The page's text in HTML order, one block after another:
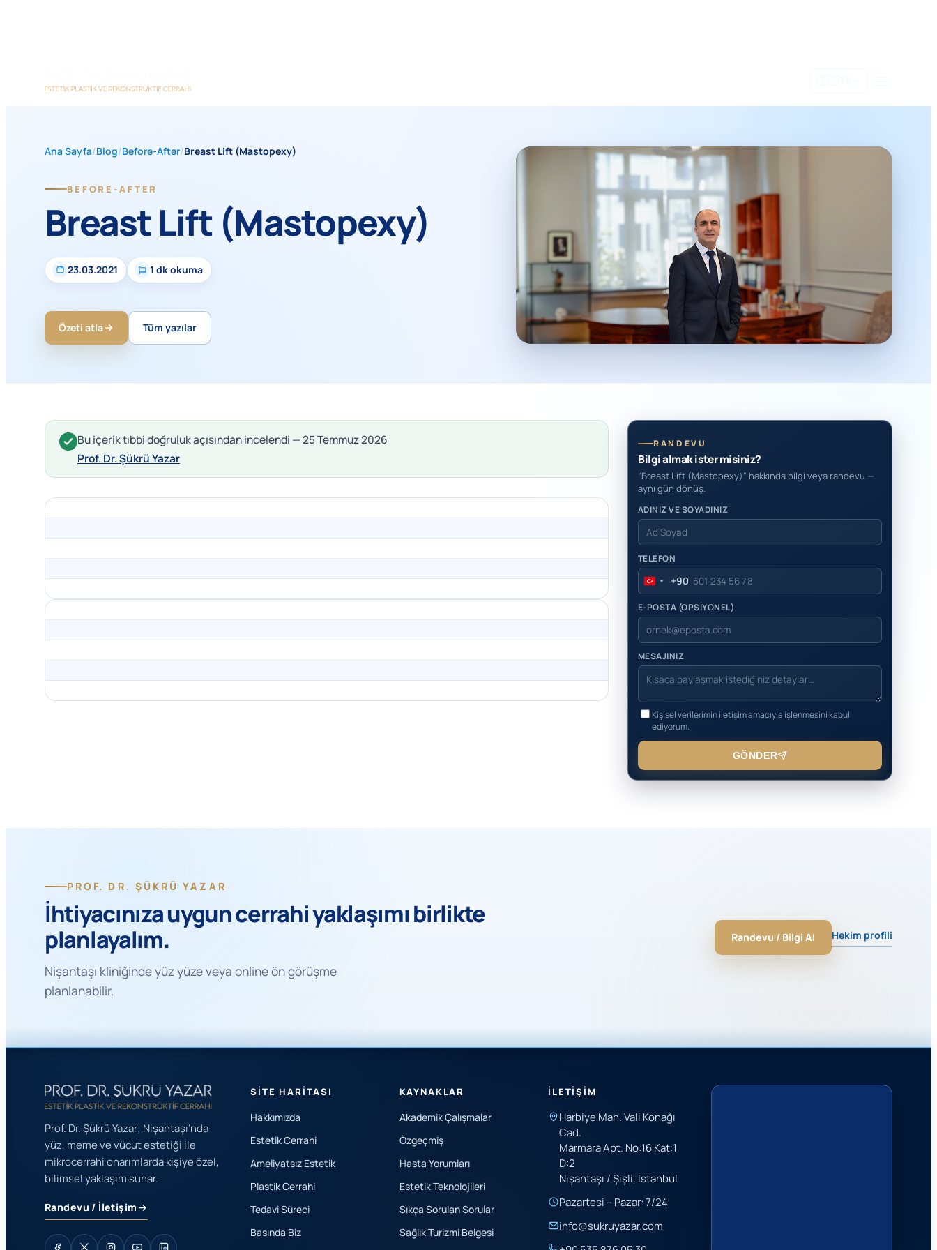
Ana Sayfa/Blog/Before-After/Breast Lift (Mastopexy)
BEFORE-AFTER
Breast Lift (Mastopexy)
23.03.2021 1 dk okuma
Özeti atla Tüm yazılar
Bu içerik tıbbi doğruluk açısından incelendi — 25 Temmuz 2026
Prof. Dr. Şükrü Yazar
RANDEVU
Bilgi almak ister misiniz?
“Breast Lift (Mastopexy)” hakkında bilgi veya randevu —
aynı gün dönüş.
ADINIZ VE SOYADINIZ
TELEFON
Turkey
+90
+90
E-POSTA (OPSİYONEL)
MESAJINIZ
Kişisel verilerimin iletişim amacıyla işlenmesini kabul
ediyorum.
GÖNDER
PROF. DR. ŞÜKRÜ YAZAR
İhtiyacınıza uygun cerrahi yaklaşımı birlikte
planlayalım.
Nişantaşı kliniğinde yüz yüze veya online ön görüşme
planlanabilir.
Randevu / Bilgi Al Hekim profili
Prof. Dr. Şükrü Yazar; Nişantaşı’nda
yüz, meme ve vücut estetiği ile
mikrocerrahi onarımlarda kişiye özel,
bilimsel yaklaşım sunar.
Randevu / İletişim
SITE HARITASI
Hakkımızda
Estetik Cerrahi
Ameliyatsız Estetik
Plastik Cerrahi
Tedavi Süreci
Basında Biz
KAYNAKLAR
Akademik Çalışmalar
Özgeçmiş
Hasta Yorumları
Estetik Teknolojileri
Sıkça Sorulan Sorular
Sağlık Turizmi Belgesi
İLETIŞIM
Harbiye Mah. Vali Konağı
Cad.
Marmara Apt. No:16 Kat:1
D:2
Nişantaşı / Şişli, İstanbul
Pazartesi – Pazar: 7/24
info@sukruyazar.com